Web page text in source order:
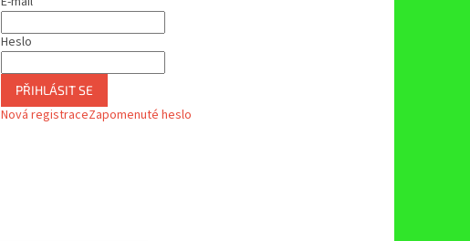
Heslo
PŘIHLÁSIT SE
Nová registraceZapomenuté heslo